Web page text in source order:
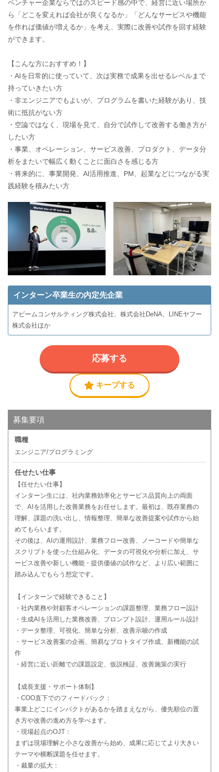
ベンチャー企業ならではのスピード感の中で、経営に近い場所か
ら「どこを変えれば会社が良くなるか」「どんなサービスや機能
を作れば価値が増えるか」を考え、実際に改善や試作を回す経験
ができます。
【こんな方におすすめ！】
・AIを日常的に使っていて、次は実務で成果を出せるレベルまで
持っていきたい方
・非エンジニアでもよいが、プログラムを書いた経験があり、技
術に抵抗がない方
・空論ではなく、現場を見て、自分で試作して改善する働き方が
したい方
・事業、オペレーション、サービス改善、プロダクト、データ分
析をまたいで幅広く動くことに面白さを感じる方
・将来的に、事業開発、AI活用推進、PM、起業などにつながる実
践経験を積みたい方
インターン卒業生の内定先企業
アビームコンサルティング株式会社、株式会社DeNA、LINEヤフー
株式会社ほか
キープする
応募する
募集要項
職種
エンジニア/プログラミング
任せたい仕事
【任せたい仕事】
インターン生には、社内業務効率化とサービス品質向上の両面
で、AIを活用した改善業務をお任せします。最初は、既存業務の
理解、課題の洗い出し、情報整理、簡単な改善提案や試作から始
めてもらいます。
その後は、AIの運用設計、業務フロー改善、ノーコードや簡単な
スクリプトを使った仕組み化、データの可視化や分析に加え、サ
ービス改善や新しい機能・提供価値の試作など、より広い範囲に
踏み込んでもらう想定です。
【インターンで経験できること】
・社内業務や対顧客オペレーションの課題整理、業務フロー設計
・生成AIを活用した業務改善、プロンプト設計、運用ルール設計
・データ整理、可視化、簡単な分析、改善示唆の作成
・サービス改善案の企画、簡易なプロトタイプ作成、新機能の試
作
・経営に近い距離での課題設定、仮説検証、改善施策の実行
【成長支援・サポート体制】
・COO直下でのフィードバック：
事業上どこにインパクトがあるかを踏まえながら、優先順位の置
き方や改善の進め方を学べます。
・現場起点のOJT：
まずは現場理解と小さな改善から始め、成果に応じてより大きい
テーマや横断課題を任せます。
・裁量の拡大：